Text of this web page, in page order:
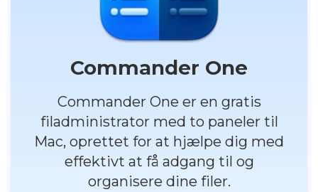
Commander One
Commander One er en gratis
filadministrator med to paneler til
Mac, oprettet for at hjælpe dig med
effektivt at få adgang til og
organisere dine filer.